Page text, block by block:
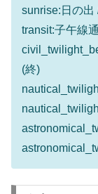
sunrise:日の出
transit:子午線
(終)